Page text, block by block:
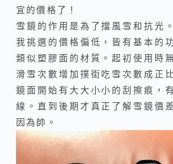
宜的價格了！
雪鏡的作用是為了擋風雪和抗光
我挑選的價格偏低，皆有基本的
類似塑膠面的材質。起初使用時
滑雪次數增加撲街吃雪次數成正
鏡面開始有大大小小的刮擦痕，
線。直到後期才真正了解雪鏡價
因為帥。